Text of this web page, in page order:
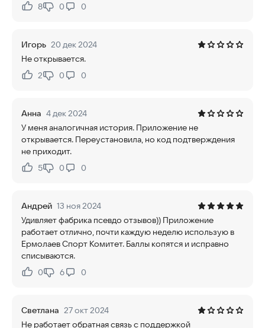
Нравится:
8Не нравится:
0 0
Игорь 20 дек 2024
Не открывается.
Нравится:
2Не нравится:
0 0
Анна 4 дек 2024
У меня аналогичная история. Приложение не
открывается. Переустановила, но код подтверждения
не приходит.
Нравится:
5Не нравится:
0 0
Андрей 13 ноя 2024
Удивляет фабрика псевдо отзывов)) Приложение
работает отлично, почти каждую неделю использую в
Ермолаев Спорт Комитет. Баллы копятся и исправно
списываются.
Нравится:
0Не нравится:
6 0
Светлана 27 окт 2024
Не работает обратная связь с поддержкой